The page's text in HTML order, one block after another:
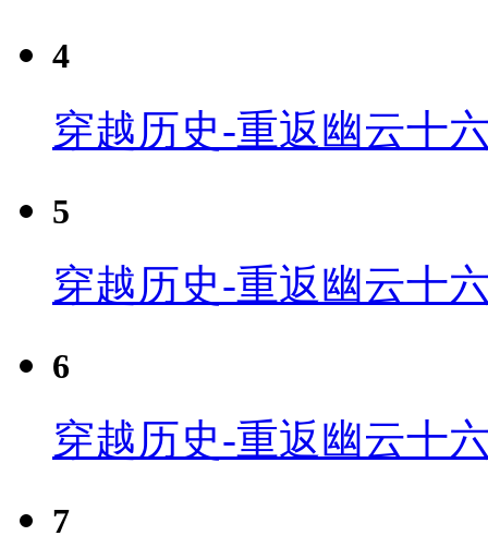
4
穿越历史-重返幽云十
5
穿越历史-重返幽云十
6
穿越历史-重返幽云十
7